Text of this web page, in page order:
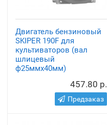
Двигатель бензиновый
SKIPER 190F для
культиваторов (вал
шлицевый
ф25ммх40мм)
457.80 р.
Предзаказ